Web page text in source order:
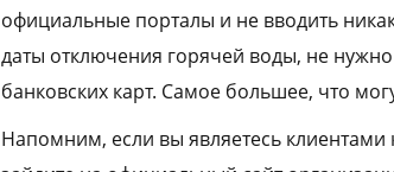
официальные порталы и не вводить
даты отключения горячей воды, не
банковских карт. Самое большее, что
Напомним, если вы являетесь